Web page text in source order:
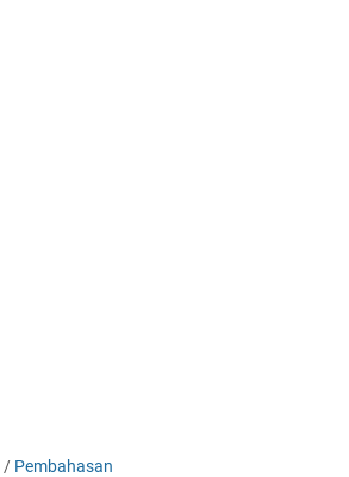
/ Pembahasan